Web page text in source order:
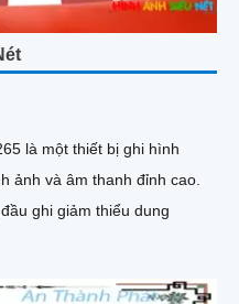
là một thiết bị ghi hình
ảnh và âm thanh đỉnh cao.
ghi giảm thiểu dung